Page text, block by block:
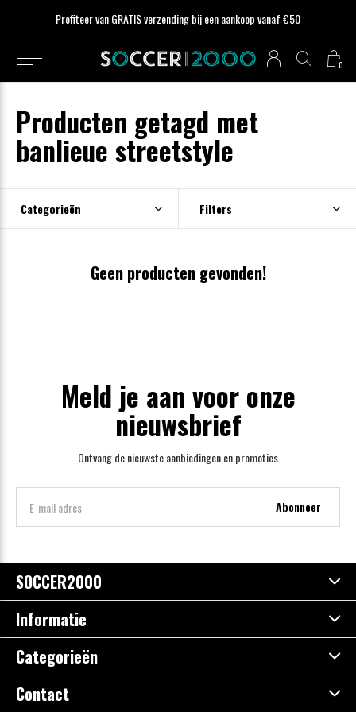
0
Profiteer van GRATIS verzending bij een aankoop vanaf €50
Producten getagd met
banlieue streetstyle
Categorieën Filters
Geen producten gevonden!
Meld je aan voor onze
nieuwsbrief
Ontvang de nieuwste aanbiedingen en promoties
Abonneer
SOCCER2000
Informatie
Categorieën
Contact